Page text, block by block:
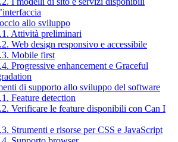
allo sviluppo
Attività preliminari
Web design responsivo e accessibile
Mobile first
Progressive enhancement e Graceful
di supporto allo sviluppo del software
Feature detection
Verificare le feature disponibili con Can I
Strumenti e risorse per CSS e JavaScript